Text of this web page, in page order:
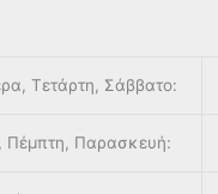
Τετάρτη, Σάββατο:
Πέμπτη, Παρασκευή: